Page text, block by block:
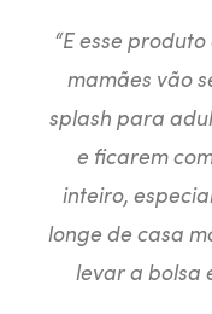
“E esse
mamães vão
splash para
e ficarem
inteiro,
longe de casa
levar a bolsa